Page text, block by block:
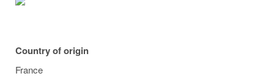
Country of origin
France